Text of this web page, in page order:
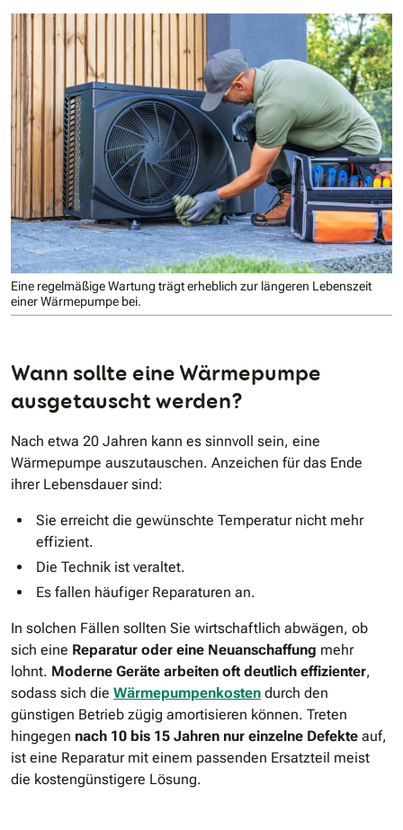
Eine regelmäßige Wartung trägt erheblich zur längeren Lebenszeit
einer Wärmepumpe bei.
Wann sollte eine Wärmepumpe
ausgetauscht werden?
Nach etwa 20 Jahren kann es sinnvoll sein, eine
Wärmepumpe auszutauschen. Anzeichen für das Ende
ihrer Lebensdauer sind:
Sie erreicht die gewünschte Temperatur nicht mehr
effizient.
Die Technik ist veraltet.
Es fallen häufiger Reparaturen an.
In solchen Fällen sollten Sie wirtschaftlich abwägen, ob
sich eine Reparatur oder eine Neuanschaffung mehr
lohnt. Moderne Geräte arbeiten oft deutlich effizienter,
sodass sich die Wärmepumpenkosten durch den
günstigen Betrieb zügig amortisieren können. Treten
hingegen nach 10 bis 15 Jahren nur einzelne Defekte auf,
ist eine Reparatur mit einem passenden Ersatzteil meist
die kostengünstigere Lösung.